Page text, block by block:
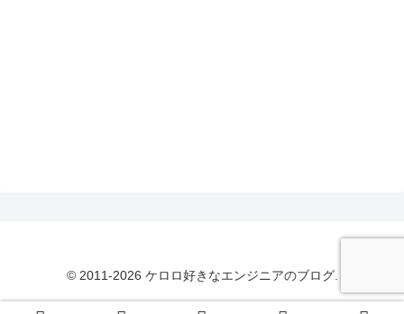
© 2011-2026 ケロロ好きなエンジニアのブログ.